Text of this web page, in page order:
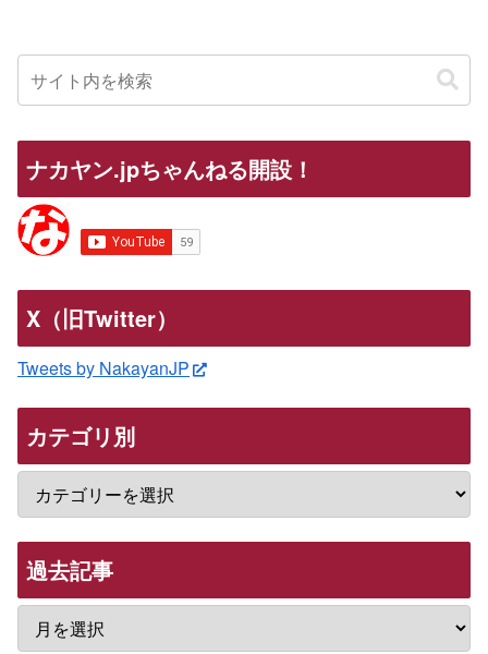
ナカヤン.jpちゃんねる開設！
X（旧Twitter）
Tweets by NakayanJP
カテゴリ別
過去記事